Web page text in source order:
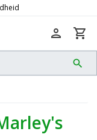
vanaf 50,-
search
person shopping_cart